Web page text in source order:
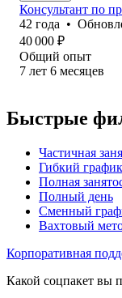
Консультант по
42 года •
40 000 ₽
Общий опыт
7 лет 6 месяцев
Быстрые
Частичная
Гибкий график
Полная
Полный день
Сменный
Вахтовый
Корпоративная
Какой соцпакет вы